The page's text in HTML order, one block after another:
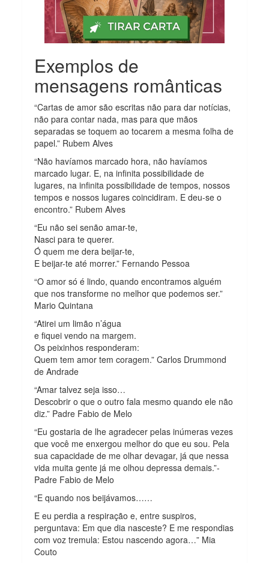
Exemplos de
mensagens românticas
“Cartas de amor são escritas não para dar notícias,
não para contar nada, mas para que mãos
separadas se toquem ao tocarem a mesma folha de
papel.” Rubem Alves
“Não havíamos marcado hora, não havíamos
marcado lugar. E, na infinita possibilidade de
lugares, na infinita possibilidade de tempos, nossos
tempos e nossos lugares coincidiram. E deu-se o
encontro.” Rubem Alves
“Eu não sei senão amar-te,
Nasci para te querer.
Ó quem me dera beijar-te,
E beijar-te até morrer.” Fernando Pessoa
“O amor só é lindo, quando encontramos alguém
que nos transforme no melhor que podemos ser.”
Mario Quintana
“Atirei um limão n’água
e fiquei vendo na margem.
Os peixinhos responderam:
Quem tem amor tem coragem.” Carlos Drummond
de Andrade
“Amar talvez seja isso…
Descobrir o que o outro fala mesmo quando ele não
diz.” Padre Fabio de Melo
“Eu gostaria de lhe agradecer pelas inúmeras vezes
que você me enxergou melhor do que eu sou. Pela
sua capacidade de me olhar devagar, já que nessa
vida muita gente já me olhou depressa demais.”-
Padre Fabio de Melo
“E quando nos beijávamos……
E eu perdia a respiração e, entre suspiros,
perguntava: Em que dia nasceste? E me respondias
com voz tremula: Estou nascendo agora…” Mia
Couto